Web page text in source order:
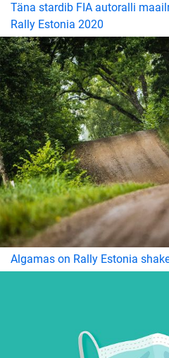
Täna stardib FIA autoralli
Rally Estonia 2020
Algamas on Rally Estonia